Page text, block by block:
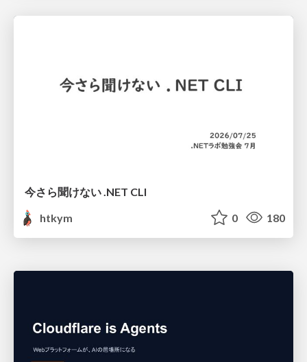
今さら聞けない .NET CLI
htkym
0 180